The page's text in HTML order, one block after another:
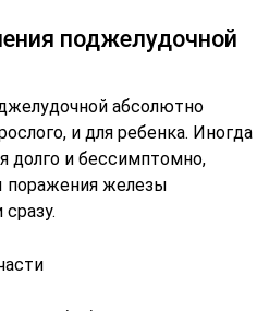
поджелудочной
абсолютно
и для ребенка. Иногда
долго и бессимптомно,
поражения железы